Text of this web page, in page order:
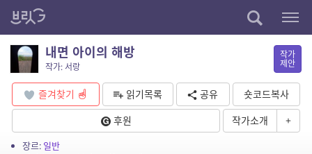
내면 아이의 해방
작가: 서랑
작가
제안
즐겨찾기 읽기목록 공유
숏코드복사
후원
작가소개 +
장르: 일반